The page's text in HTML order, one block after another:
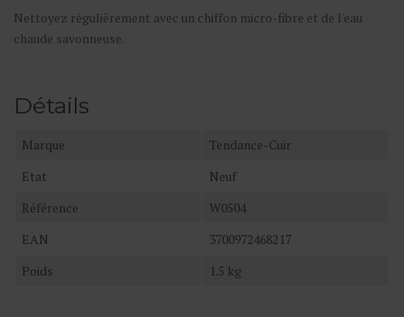
Nettoyez régulièrement avec un chiffon micro-fibre et de l'eau
chaude savonneuse.
Détails
Marque
Tendance-Cuir
Etat
Neuf
Référence
W0504
EAN
3700972468217
Poids
1.5 kg